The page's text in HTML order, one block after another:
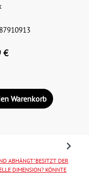
€
Warenkorb
ABHÄNGT"BESITZT DER
DIMENSION? KÖNNTE